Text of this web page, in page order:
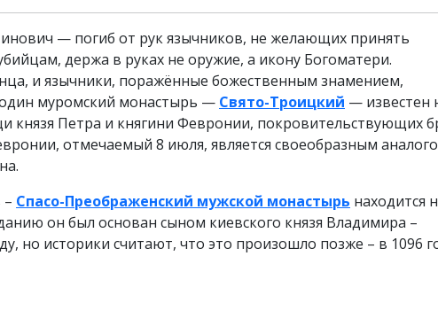
— погиб от рук язычников, не желающих принять
держа в руках не оружие, а икону Богоматери.
и язычники, поражённые божественным знамением,
муромский монастырь — Свято-Троицкий — известен
князя Петра и княгини Февронии, покровительствующих
отмечаемый 8 июля, является своеобразным
– Спасо-Преображенский мужской монастырь находится
он был основан сыном киевского князя Владимира –
но историки считают, что это произошло позже – в 1096